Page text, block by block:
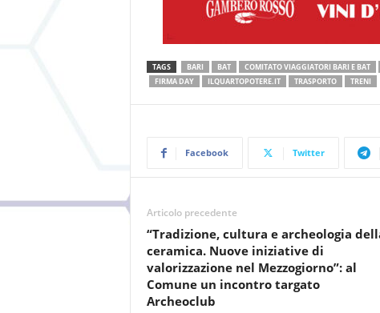
TAGS BARI BAT COMITATO VIAGGIATORI BARI E BAT
FIRMA DAY
ILQUARTOPOTERE.IT TRASPORTO TRENI
Facebook Twitter
Articolo precedente
“Tradizione, cultura e archeologia
ceramica. Nuove iniziative di
valorizzazione nel Mezzogiorno”: al
Comune un incontro targato
Archeoclub